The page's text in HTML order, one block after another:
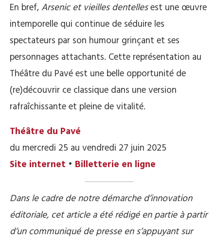
En bref, Arsenic et vieilles dentellesest une œuvre
intemporelle qui continue de séduire les
spectateurs par son humour grinçant et ses
personnages attachants. Cette représentation au
Théâtre du Pavé est une belle opportunité de
(re)découvrir ce classique dans une version
rafraîchissante et pleine de vitalité.
Théâtre du Pavé
du mercredi 25 au vendredi 27 juin 2025
Site internet • Billetterie en ligne
Dans le cadre de notre démarche d’innovation
éditoriale, cet article a été rédigé en partie à partir
d’un communiqué de presse en s’appuyant sur